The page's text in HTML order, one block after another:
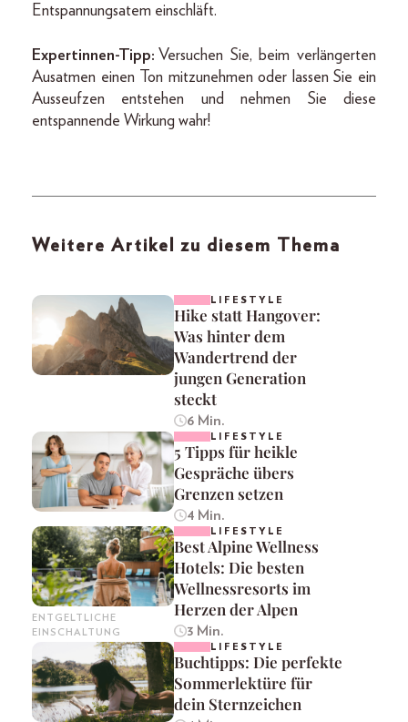
Entspannungsatem einschläft.
Expertinnen-Tipp: Versuchen Sie, beim verlängerten
Ausatmen einen Ton mitzunehmen oder lassen Sie ein
Ausseufzen entstehen und nehmen Sie diese
entspannende Wirkung wahr!
Weitere Artikel zu diesem Thema
LIFESTYLE
Hike statt Hangover:
Was hinter dem
Wandertrend der
jungen Generation
steckt
6 Min.
LIFESTYLE
5 Tipps für heikle
Gespräche übers
Grenzen setzen
4 Min.
ENTGELTLICHE
EINSCHALTUNG
LIFESTYLE
Best Alpine Wellness
Hotels: Die besten
Wellnessresorts im
Herzen der Alpen
3 Min.
LIFESTYLE
Buchtipps: Die perfekte
Sommerlektüre für
dein Sternzeichen